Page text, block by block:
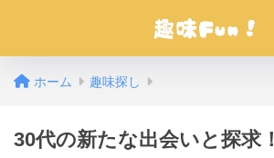
ホーム 趣味探し
30代の新たな出会いと探求